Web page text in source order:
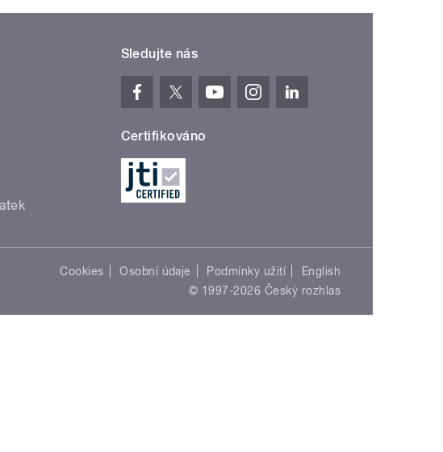
Sledujte nás
Certifikováno
Cookies Osobní údaje Podmínky užití
English
© 1997-2026 Český rozhlas